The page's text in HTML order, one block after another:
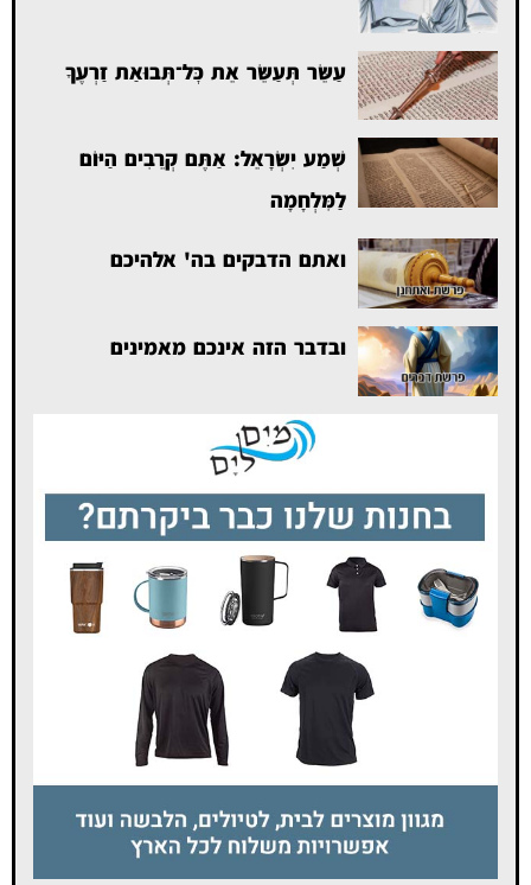
עַשֵּׂר תְּעַשֵּׂר אֵת כׇּל־תְּבוּאַת זַרְעֶךָ
שְׁמַע יִשְׂרָאֵל: אַתֶּם קְרֵבִים הַיּוֹם
לַמִּלְחָמָה
ואתם הדבקים בה' אלהיכם
ובדבר הזה אינכם מאמינים